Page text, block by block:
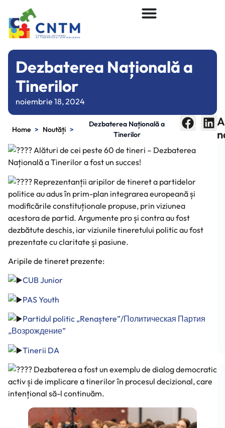
Dezbaterea Națională a
Tinerilor
noiembrie 18, 2024
Home > Noutăți >
Dezbaterea Națională a
Tinerilor
Alături de cei peste 60 de tineri – Dezbaterea
Națională a Tinerilor a fost un succes!
Reprezentanții aripilor de tineret a partidelor
politice au adus în prim-plan integrarea europeană și
modificările constituționale propuse, prin viziunea
acestora de partid. Argumente pro și contra au fost
dezbătute deschis, iar viziunile tineretului politic au fost
prezentate cu claritate și pasiune.
Aripile de tineret prezente:
CUB Junior
PAS Youth
Partidul politic „Renaștere”/Политическая Партия
„Возрождение”
Tinerii DA
Dezbaterea a fost un exemplu de dialog democratic
activ și de implicare a tinerilor în procesul decizional, care
intențional să-l continuăm.